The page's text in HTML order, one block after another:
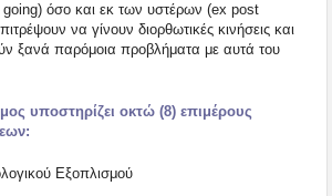
going) όσο και εκ των υστέρων (ex post
να γίνουν διορθωτικές κινήσεις και
ξανά παρόμοια προβλήματα με αυτά του
υποστηρίζει οκτώ (8) επιμέρους
Εξοπλισμού